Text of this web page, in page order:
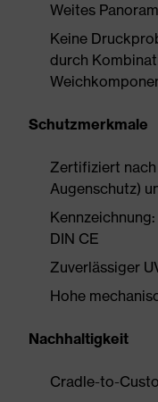
Weites
Keine
durch
Schutzmerkmale
Zertifiziert
Augenschutz)
Kennzeichnung:
DIN CE
Zuverlässiger
Hohe
Nachhaltigkeit
Cradle-to-